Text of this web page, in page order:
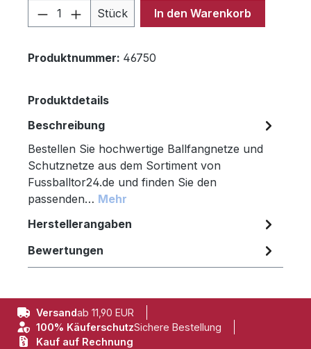
Produkt Anzahl: Gib den
Stück In den Warenkorb
Produktnummer: 46750
Produktdetails
Beschreibung
Bestellen Sie hochwertige Ballfangnetze und
Schutznetze aus dem Sortiment von
Fussballtor24.de und finden Sie den
passenden… Mehr
Herstellerangaben
Bewertungen
Versandab 11,90 EUR
100% KäuferschutzSichere Bestellung
Kauf auf Rechnung